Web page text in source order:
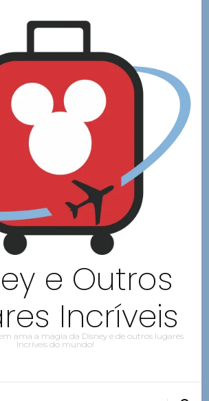
e Outros
Incríveis
ama a magia da Disney e de outros lugares
Incríveis do mundo!